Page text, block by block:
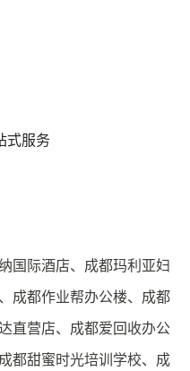
式服务
国际酒店、成都玛利亚妇
成都作业帮办公楼、成都
直营店、成都爱回收办公
都甜蜜时光培训学校、成